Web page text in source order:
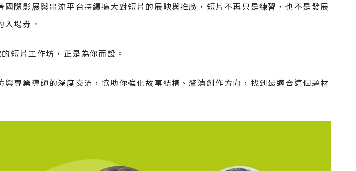
際影展與串流平台持續擴大對短片的展映與推廣，短片不再只是練習，也不是發展
場券。
短片工作坊，正是為你而設。
專業導師的深度交流，協助你強化故事結構、釐清創作方向，找到最適合這個題材